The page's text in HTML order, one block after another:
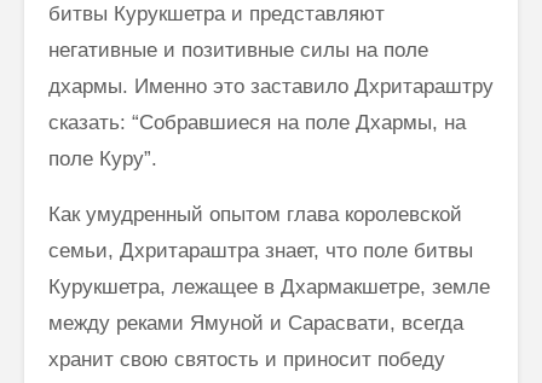
битвы Курукшетра и представляют
негативные и позитивные силы на поле
дхармы. Именно это заставило Дхритараштру
сказать: “Собравшиеся на поле Дхармы, на
поле Куру”.
Как умудренный опытом глава королевской
семьи, Дхритараштра зна­ет, что поле битвы
Курукшетра, лежащее в Дхармакшетре, земле
между реками Ямуной и Сарасвати, всегда
хранит свою святость и приносит победу